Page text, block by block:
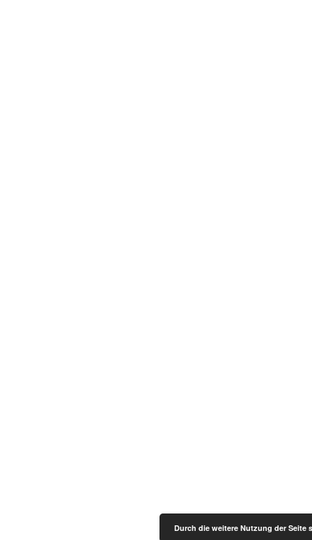
Durch die weitere Nutzung der